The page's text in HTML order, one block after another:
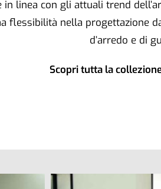
linea con gli attuali trend
flessibilità nella progettazione
d’arredo e di
Scopri tutta la